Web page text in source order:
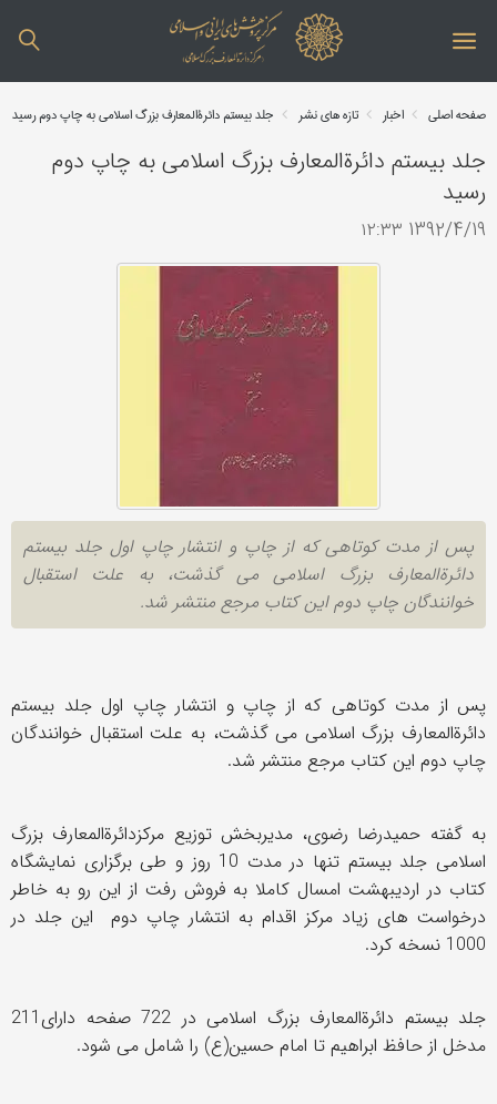
صفحه اصلی اخبار تازه های نشر جلد بیستم دائرةالمعارف بزرگ اسلامی به چاپ دوم رسید
جلد بیستم دائرةالمعارف بزرگ اسلامی به چاپ دوم
رسید
1392/4/19 ۱۲:۳۳
پس از مدت کوتاهی که از چاپ و انتشار چاپ اول جلد بیستم
دائرةالمعارف بزرگ اسلامی می گذشت، به علت استقبال
خوانندگان چاپ دوم این کتاب مرجع منتشر شد.
پس از مدت کوتاهی که از چاپ و انتشار چاپ اول جلد بیستم
دائرةالمعارف بزرگ اسلامی می گذشت، به علت استقبال خوانندگان
چاپ دوم این کتاب مرجع منتشر شد.
به گفته حمیدرضا رضوی، مدیربخش توزیع مرکزدائرةالمعارف بزرگ
اسلامی جلد بیستم تنها در مدت 10 روز و طی برگزاری نمایشگاه
کتاب در اردیبهشت امسال کاملا به فروش رفت از این رو به خاطر
درخواست های زیاد مرکز اقدام به انتشار چاپ دوم این جلد در
1000 نسخه کرد.
جلد بیستم دائرةالمعارف بزرگ اسلامی در 722 صفحه دارای211
مدخل از حافظ ابراهیم تا امام حسین(ع) را شامل می شود.